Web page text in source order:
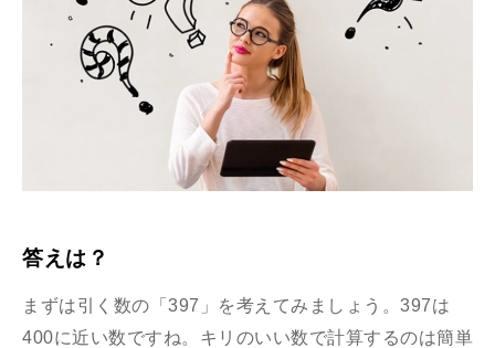
答えは？
まずは引く数の「397」を考えてみましょう。397は
400に近い数ですね。キリのいい数で計算するのは簡単